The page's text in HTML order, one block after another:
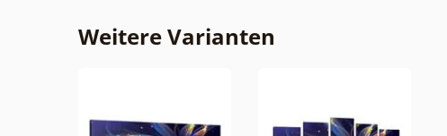
Weitere Varianten